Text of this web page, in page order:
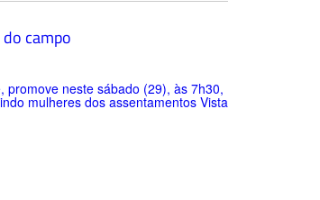
campo
promove neste sábado (29), às 7h30,
mulheres dos assentamentos Vista